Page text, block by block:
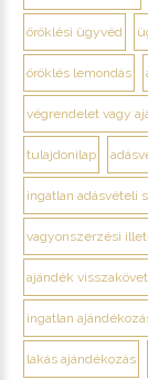
öröklési ügyvéd
öröklés lemondás
végrendelet vagy
tulajdonilap
ingatlan adásvételi
vagyonszerzési
ajándék
ingatlan
lakás ajándékozás